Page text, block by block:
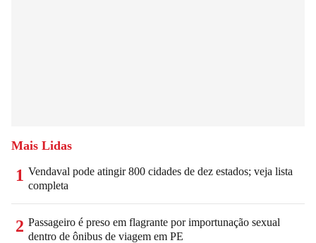
Mais Lidas
1 Vendaval pode atingir 800 cidades de dez estados; veja lista
completa
2 Passageiro é preso em flagrante por importunação sexual
dentro de ônibus de viagem em PE